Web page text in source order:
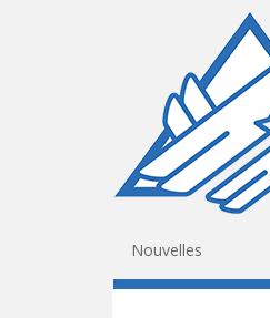
Nouvelles